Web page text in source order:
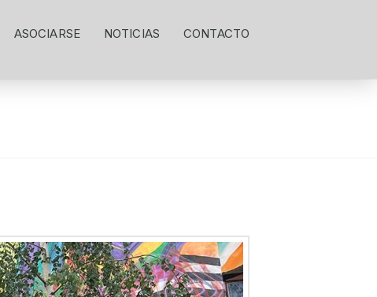
ASOCIARSE NOTICIAS CONTACTO